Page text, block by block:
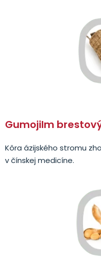
Gumojilm
Kôra ázijského stromu
v čínskej medicíne.